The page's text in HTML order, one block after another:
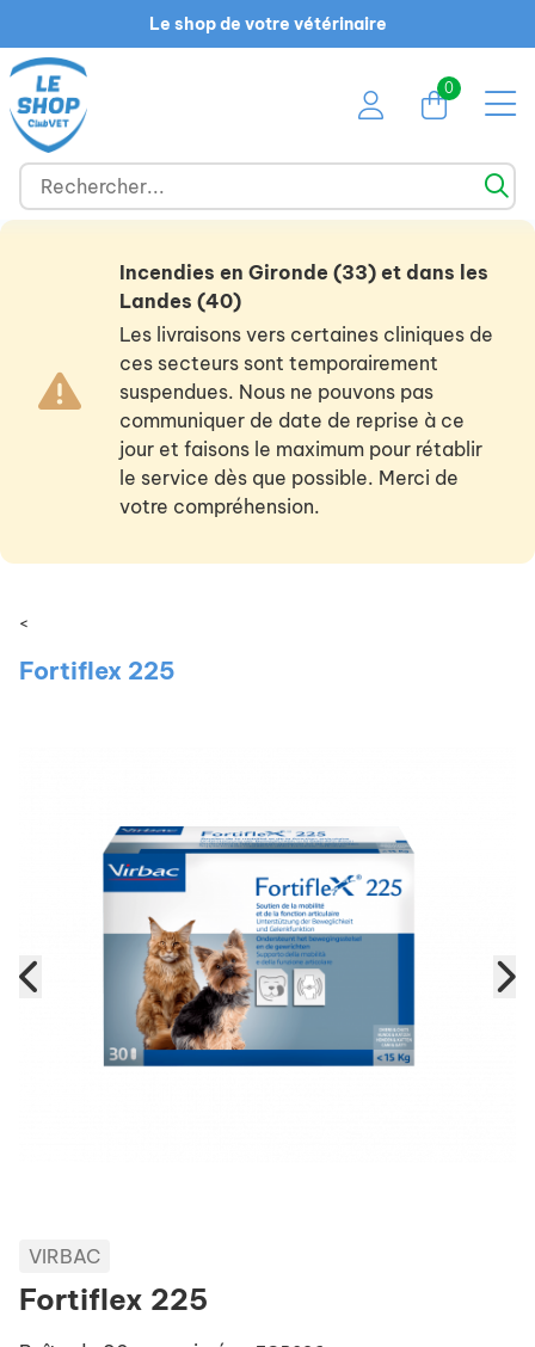
Le shop de votre vétérinaire
0
Incendies en Gironde (33) et dans les
Landes (40)
Les livraisons vers certaines cliniques de
ces secteurs sont temporairement
suspendues. Nous ne pouvons pas
communiquer de date de reprise à ce
jour et faisons le maximum pour rétablir
le service dès que possible. Merci de
votre compréhension.
<
Fortiflex 225
VIRBAC
Fortiflex 225